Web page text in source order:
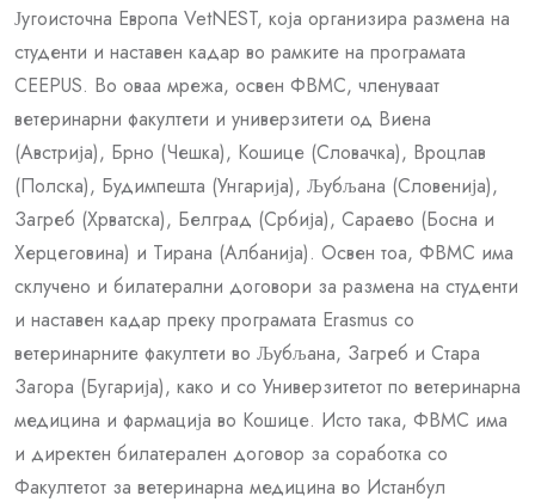
Југоисточна Европа VetNEST, која организира размена на
студенти и наставен кадар во рамките на програмата
CEEPUS. Во оваа мрежа, освен ФВМС, членуваат
ветеринарни факултети и универзитети од Виена
(Австрија), Брно (Чешка), Кошице (Словачка), Вроцлав
(Полска), Будимпешта (Унгарија), Љубљана (Словенија),
Загреб (Хрватска), Белград (Србија), Сараево (Босна и
Херцеговина) и Тирана (Албанија). Освен тоа, ФВМС има
склучено и билатерални договори за размена на студенти
и наставен кадар преку програмата Erasmus со
ветеринарните факултети во Љубљана, Загреб и Стара
Загора (Бугарија), како и со Универзитетот по ветеринарна
медицина и фармација во Кошице. Исто така, ФВМС има
и директен билатерален договор за соработка со
Факултетот за ветеринарна медицина во Истанбул